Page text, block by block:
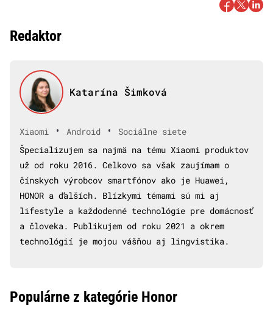
Redaktor
Katarína Šimková
Xiaomi • Android •
Sociálne siete
Špecializujem sa najmä na tému Xiaomi produktov
už od roku 2016. Celkovo sa však zaujímam o
čínskych výrobcov smartfónov ako je Huawei,
HONOR a ďalších. Blízkymi témami sú mi aj
lifestyle a každodenné technológie pre domácnosť
a človeka. Publikujem od roku 2021 a okrem
technológií je mojou vášňou aj lingvistika.
Populárne z kategórie Honor